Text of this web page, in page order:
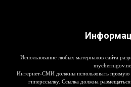
Использование любых материалов сайта
Интернет-СМИ должны использовать прямую
гиперссылку. Ссылка должна